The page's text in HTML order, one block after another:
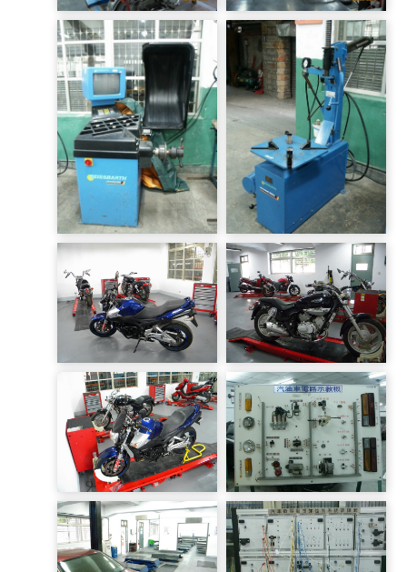
中餐教室
機車實習工場 機車實習工場
電腦輪胎平衡機 氣壓輪胎拆裝機
大重機實習工場 大重機實習工場